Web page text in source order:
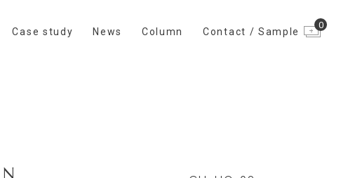
Case study News Column Contact / Sample
0